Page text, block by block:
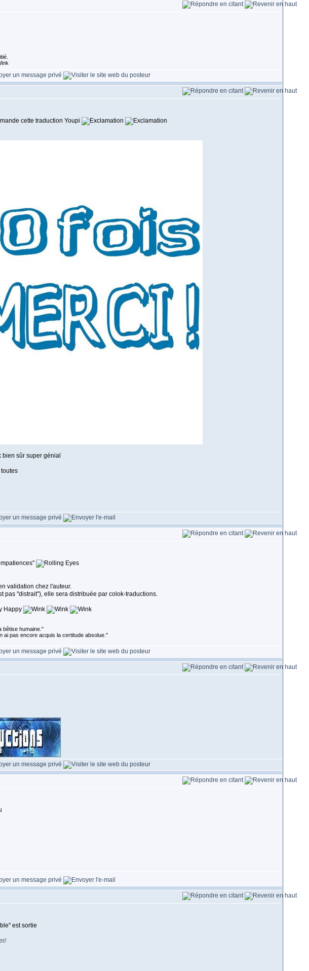
cette traduction Youpi
bien sûr super génial
validation chez l'auteur.
pas "distrait"), elle sera distribuée par colok-traductions.
bêtise humaine."
ai pas encore acquis la certitude absolue.''
est sortie